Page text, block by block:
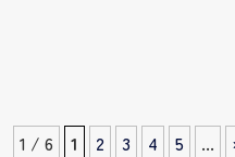
1 / 6 1 2 3 4 5 ...